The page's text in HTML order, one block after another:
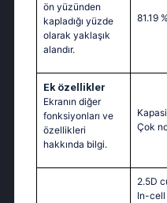
ön yüzünden
kapladığı yüzde
olarak yaklaşık
alandır.
81.19 %
Ek özellikler
Ekranın diğer
fonksiyonları ve
özellikleri
hakkında bilgi.
Çok
2.5D
In-cell